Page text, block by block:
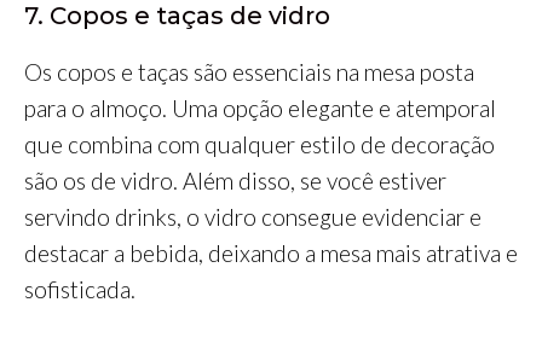
7. Copos e taças de vidro
Os copos e taças são essenciais na mesa posta
para o almoço. Uma opção elegante e atemporal
que combina com qualquer estilo de decoração
são os de vidro. Além disso, se você estiver
servindo drinks, o vidro consegue evidenciar e
destacar a bebida, deixando a mesa mais atrativa e
sofisticada.